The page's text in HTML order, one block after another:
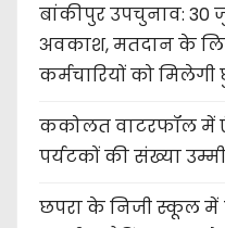
बांकीपुर उपचुनाव:
अवकाश, मतदान के
कर्मचारियों को मिलेगी
ककोलत वाटरफॉल में
पर्यटकों की संख्या
छपरा के निजी स्कूल में